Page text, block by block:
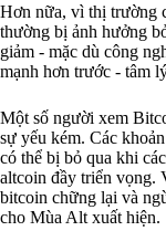
Hơn nữa, vì thị trường
thường bị ảnh hưởng
giảm - mặc dù công
mạnh hơn trước - tâm
Một số người xem
sự yếu kém. Các
có thể bị bỏ qua khi
altcoin đầy triển vọng.
bitcoin chững lại và
cho Mùa Alt xuất hiện.